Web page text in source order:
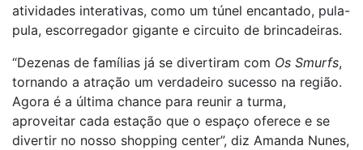
atividades interativas, como um túnel encantado, pula-
pula, escorregador gigante e circuito de brincadeiras.
“Dezenas de famílias já se divertiram com Os Smurfs,
tornando a atração um verdadeiro sucesso na região.
Agora é a última chance para reunir a turma,
aproveitar cada estação que o espaço oferece e se
divertir no nosso shopping center”, diz Amanda Nunes,